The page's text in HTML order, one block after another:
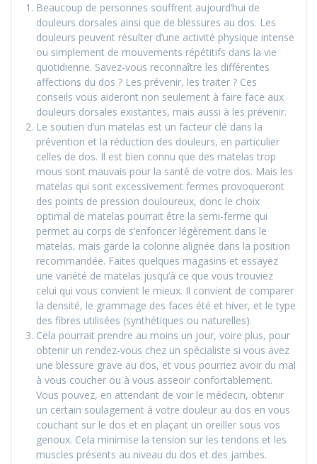
Beaucoup de personnes souffrent aujourd’hui de
douleurs dorsales ainsi que de blessures au dos. Les
douleurs peuvent résulter d’une activité physique intense
ou simplement de mouvements répétitifs dans la vie
quotidienne. Savez-vous reconnaître les différentes
affections du dos ? Les prévenir, les traiter ? Ces
conseils vous aideront non seulement à faire face aux
douleurs dorsales existantes, mais aussi à les prévenir.
Le soutien d’un matelas est un facteur clé dans la
prévention et la réduction des douleurs, en particulier
celles de dos. Il est bien connu que des matelas trop
mous sont mauvais pour la santé de votre dos. Mais les
matelas qui sont excessivement fermes provoqueront
des points de pression douloureux, donc le choix
optimal de matelas pourrait être la semi-ferme qui
permet au corps de s’enfoncer légèrement dans le
matelas, mais garde la colonne alignée dans la position
recommandée. Faites quelques magasins et essayez
une variété de matelas jusqu’à ce que vous trouviez
celui qui vous convient le mieux. Il convient de comparer
la densité, le grammage des faces été et hiver, et le type
des fibres utilisées (synthétiques ou naturelles).
Cela pourrait prendre au moins un jour, voire plus, pour
obtenir un rendez-vous chez un spécialiste si vous avez
une blessure grave au dos, et vous pourriez avoir du mal
à vous coucher ou à vous asseoir confortablement.
Vous pouvez, en attendant de voir le médecin, obtenir
un certain soulagement à votre douleur au dos en vous
couchant sur le dos et en plaçant un oreiller sous vos
genoux. Cela minimise la tension sur les tendons et les
muscles présents au niveau du dos et des jambes.